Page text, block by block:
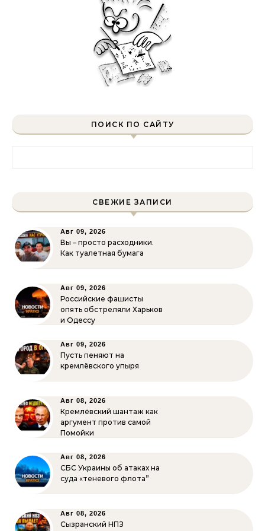
ПОИСК ПО САЙТУ
СВЕЖИЕ ЗАПИСИ
Авг 09, 2026
Вы – просто расходники.
Как туалетная бумага
Авг 09, 2026
Российские фашисты
опять обстреляли Харьков
и Одессу
Авг 09, 2026
Пусть пеняют на
кремлёвского упыря
Авг 08, 2026
Кремлёвский шантаж как
аргумент против самой
Помойки
Авг 08, 2026
СБС Украины об атаках на
суда «теневого флота”
Авг 08, 2026
Сызранский НПЗ